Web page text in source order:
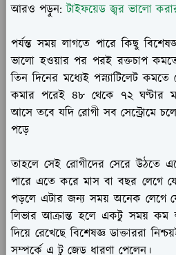
আরও পড়ুন:টাইফয়েড জ্বর ভালো
পর্যন্ত সময় লাগতে পারে কিছু
ভালো হওয়ার পর পরই রক্তচাপ
তিন দিনের মধ্যেই পস্ন্যাটিলেট কমতে
কমার পরেই ৪৮ থেকে ৭২ ঘণ্টার
আসে তবে যদি রোগী সব সেন্ট্রোমে চলে
পড়ে
তাহলে সেই রোগীদের সেরে উঠতে
পারে এতে করে মাস বা বছর লেগে
পড়লে এটার জন্য সময় অনেক লেগে
লিভার আক্রান্ত হলে একটু সময় কম
দিয়ে রেখেছে বিশেষজ্ঞ ডাক্তাররা
সম্পর্কে এ টু জেড ধারণা পেলেন।